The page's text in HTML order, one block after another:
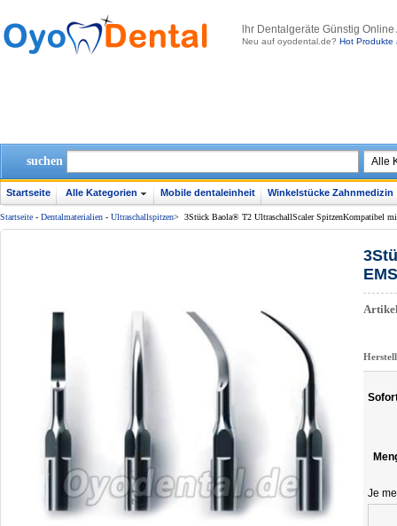
lhr Dentalgeräte Günstig
Neu auf oyodental.de? Hot Produkte
suchen
Startseite Alle Kategorien Mobile dentaleinheit Winkelstücke Zahnmedizin
Startseite - Dentalmaterialien - Ultraschallspitzen> 3Stück Baola® T2 UltraschallScaler SpitzenKompatibel
Je